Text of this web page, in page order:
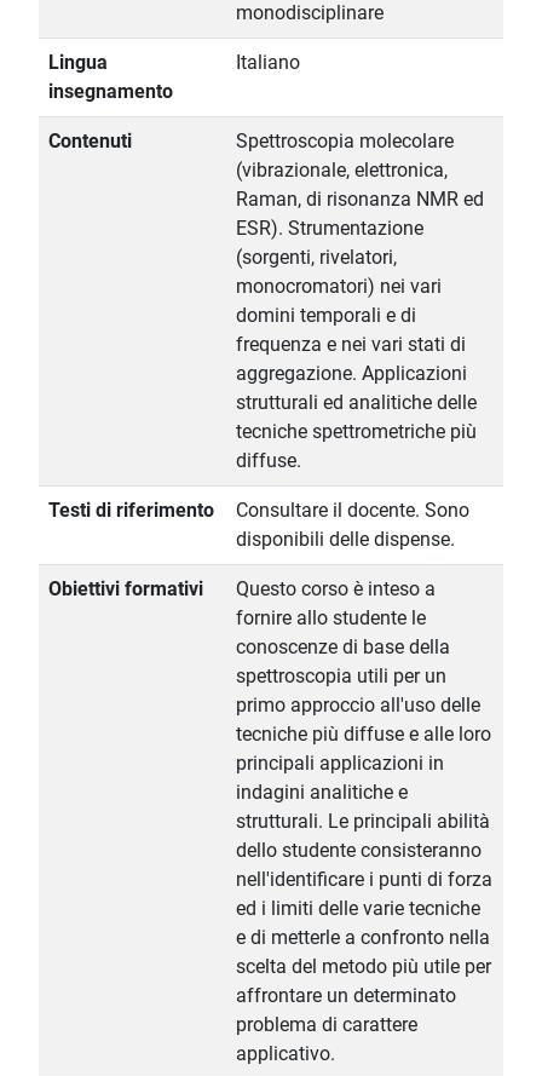
monodisciplinare
Lingua
insegnamento
Italiano
Contenuti
Spettroscopia molecolare
(vibrazionale, elettronica,
Raman, di risonanza NMR ed
ESR). Strumentazione
(sorgenti, rivelatori,
monocromatori) nei vari
domini temporali e di
frequenza e nei vari stati di
aggregazione. Applicazioni
strutturali ed analitiche delle
tecniche spettrometriche più
diffuse.
Testi di riferimento
Consultare il docente. Sono
disponibili delle dispense.
Obiettivi formativi
Questo corso è inteso a
fornire allo studente le
conoscenze di base della
spettroscopia utili per un
primo approccio all'uso delle
tecniche più diffuse e alle loro
principali applicazioni in
indagini analitiche e
strutturali. Le principali abilità
dello studente consisteranno
nell'identificare i punti di forza
ed i limiti delle varie tecniche
e di metterle a confronto nella
scelta del metodo più utile per
affrontare un determinato
problema di carattere
applicativo.